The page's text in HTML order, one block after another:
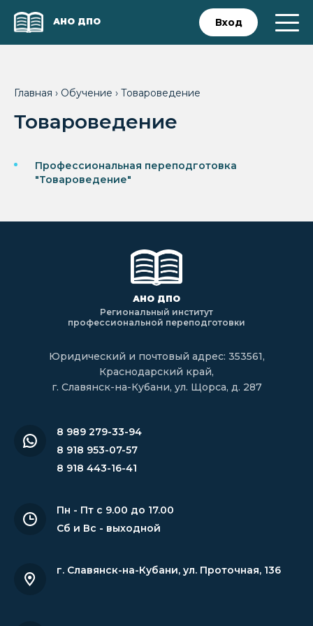
АНО ДПО Вход
Главная › Обучение › Товароведение
Товароведение
Профессиональная переподготовка
"Товароведение"
АНО ДПО
Региональный институт
профессиональной переподготовки
Юридический и почтовый адрес: 353561,
Краснодарский край,
г. Славянск-на-Кубани, ул. Щорса, д. 287
8 989 279-33-94
8 918 953-07-57
8 918 443-16-41
Пн - Пт с 9.00 до 17.00
Сб и Вс - выходной
г. Славянск-на-Кубани, ул. Проточная, 136